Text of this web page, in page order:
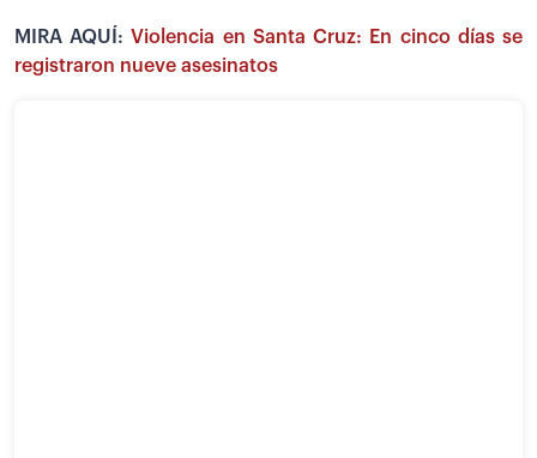
MIRA AQUÍ:Violencia en Santa Cruz: En cinco días se
registraron nueve asesinatos